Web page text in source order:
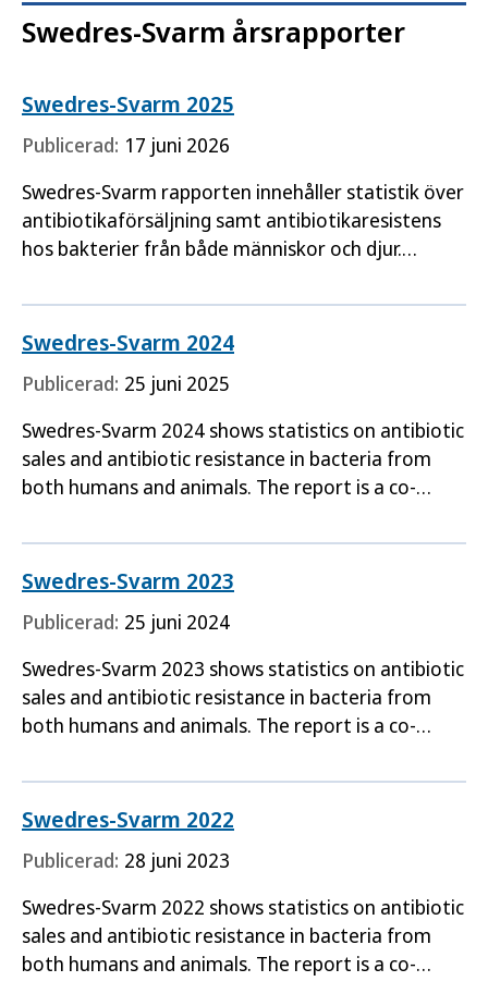
Swedres-Svarm årsrapporter
Swedres-Svarm 2025
Publicerad: 17 juni 2026
Swedres-Svarm rapporten innehåller statistik över
antibiotikaförsäljning samt antibiotikaresistens
hos bakterier från både människor och djur.
Swedres-Svarm 2024
Publicerad: 25 juni 2025
Swedres-Svarm 2024 shows statistics on antibiotic
sales and antibiotic resistance in bacteria from
both humans and animals. The report is a co-
Sweden the…
Swedres-Svarm 2023
Publicerad: 25 juni 2024
Swedres-Svarm 2023 shows statistics on antibiotic
sales and antibiotic resistance in bacteria from
both humans and animals. The report is a co-
Sweden the…
Swedres-Svarm 2022
Publicerad: 28 juni 2023
Swedres-Svarm 2022 shows statistics on antibiotic
sales and antibiotic resistance in bacteria from
both humans and animals. The report is a co-